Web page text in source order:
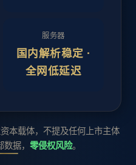
服务器
国内解析稳定 ·
全网低延迟
本载体，不提及任何上市主体
据， 零侵权风险。